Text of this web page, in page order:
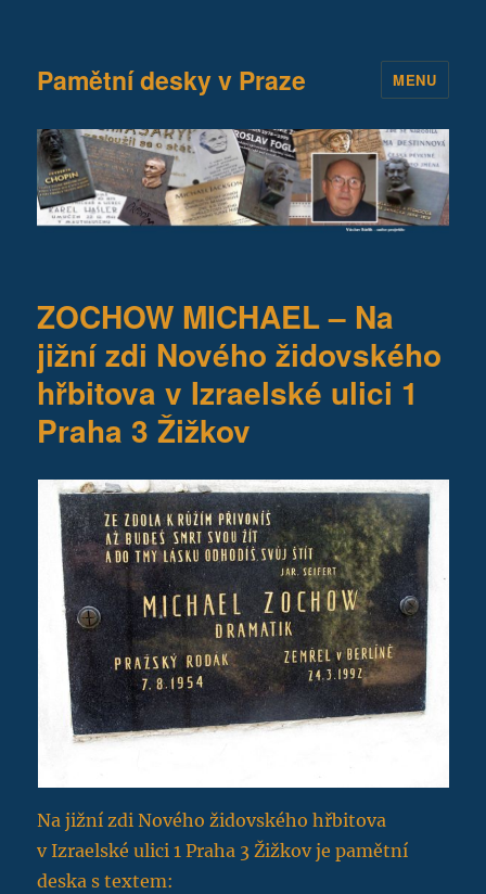
Pamětní desky v Praze MENU
ZOCHOW MICHAEL – Na
jižní zdi Nového židovského
hřbitova v Izraelské ulici 1
Praha 3 Žižkov
Na jižní zdi Nového židovského hřbitova
v Izraelské ulici 1 Praha 3 Žižkov je pamětní
deska s textem: